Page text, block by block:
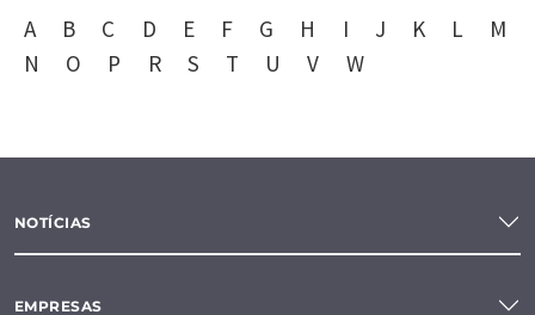
A B C D E F G H I J K L
M
N
O P R S T U V W
NOTÍCIAS
EMPRESAS